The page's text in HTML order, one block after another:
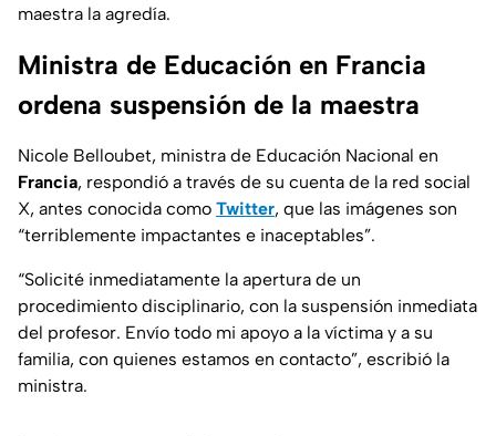
maestra la agredía.
Ministra de Educación en Francia
ordena suspensión de la maestra
Nicole Belloubet, ministra de Educación Nacional en
Francia, respondió a través de su cuenta de la red social
X, antes conocida como Twitter, que las imágenes son
“terriblemente impactantes e inaceptables”.
“Solicité inmediatamente la apertura de un
procedimiento disciplinario, con la suspensión inmediata
del profesor. Envío todo mi apoyo a la víctima y a su
familia, con quienes estamos en contacto”, escribió la
ministra.